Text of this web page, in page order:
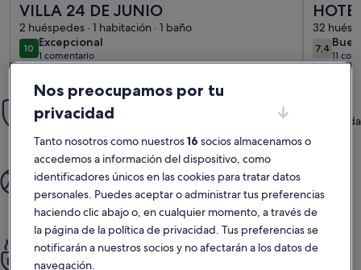
VILLA 24 DE JUNIO
2 huéspedes · 1 habitación · 1 baño
1010 de 10
Excepcional
excepcional
1 comentario
(1 comentario)
32
7,47,4 de
11
Tranquilidad
Aprovecha nuestra Garantía Reserva con Confianza, que te brinda
atención 24/7.
Más tiempo para disfrutar
Regálate un viaje sin complicaciones: desde que reservas hasta
que llegas a tu destino.
Siéntete como en casa
Disfruta de cocinas totalmente equipadas, piscinas, terrazas y
Nos preocupamos por tu
privacidad
Tanto nosotros como nuestros16 socios almacenamos o
accedemos a información del dispositivo, como
identificadores únicos en las cookies para tratar datos
personales. Puedes aceptar o administrar tus preferencias
haciendo clic abajo o, en cualquier momento, a través de
la página de la política de privacidad. Tus preferencias se
notificarán a nuestros socios y no afectarán a los datos de
navegación.